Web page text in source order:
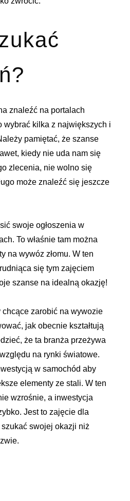
znaleźć na portalach
wybrać kilka z największych i
pamiętać, że szanse
kiedy nie uda nam się
zlecenia, nie wolno się
może znaleźć się jeszcze
swoje ogłoszenia w
To właśnie tam można
na wywóz złomu. W ten
się tym zajęciem
szanse na idealną okazję!
zarobić na wywozie
jak obecnie kształtują
że ta branża przeżywa
na rynki światowe.
w samochód aby
elementy ze stali. W ten
wzrośnie, a inwestycja
Jest to zajęcie dla
swojej okazji niż